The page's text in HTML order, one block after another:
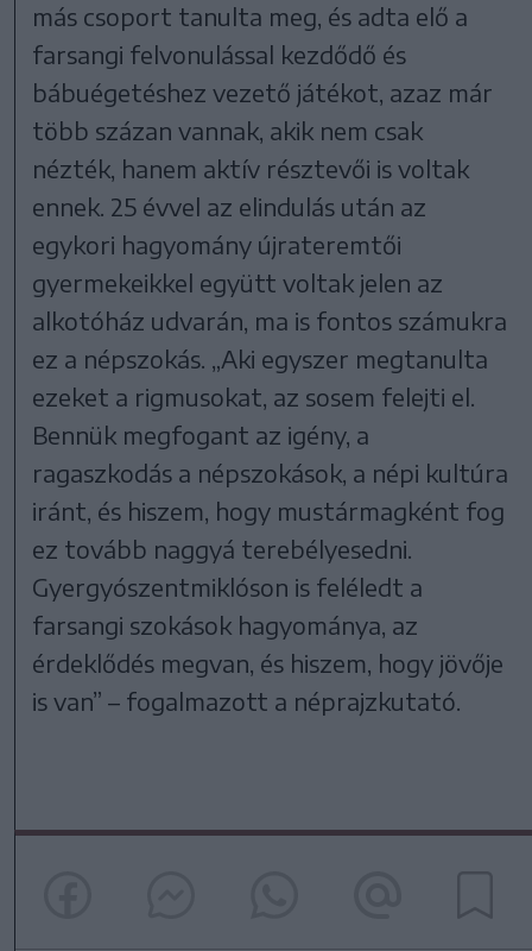
más csoport tanulta meg, és adta elő a
farsangi felvonulással kezdődő és
bábuégetéshez vezető játékot, azaz már
több százan vannak, akik nem csak
nézték, hanem aktív résztevői is voltak
ennek. 25 évvel az elindulás után az
egykori hagyomány újrateremtői
gyermekeikkel együtt voltak jelen az
alkotóház udvarán, ma is fontos számukra
ez a népszokás. „Aki egyszer megtanulta
ezeket a rigmusokat, az sosem felejti el.
Bennük megfogant az igény, a
ragaszkodás a népszokások, a népi kultúra
iránt, és hiszem, hogy mustármagként fog
ez tovább naggyá terebélyesedni.
Gyergyószentmiklóson is feléledt a
farsangi szokások hagyománya, az
érdeklődés megvan, és hiszem, hogy jövője
is van” – fogalmazott a néprajzkutató.